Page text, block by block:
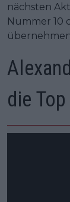
nächsten
Nummer 10
die